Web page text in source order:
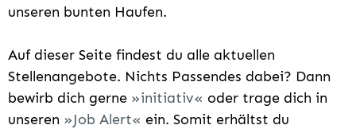
unseren bunten Haufen.
Auf dieser Seite findest du alle aktuellen
Stellenangebote. Nichts Passendes dabei? Dann
bewirb dich gerne
initiativ
oder trage dich in
unseren
Job Alert
ein. Somit erhältst du